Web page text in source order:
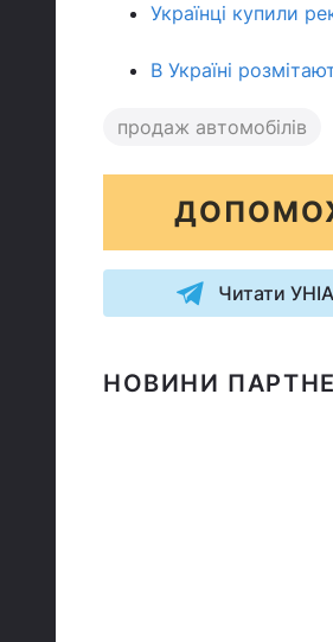
Українці купили
В Україні
продаж автомобілів
Читати
НОВИНИ